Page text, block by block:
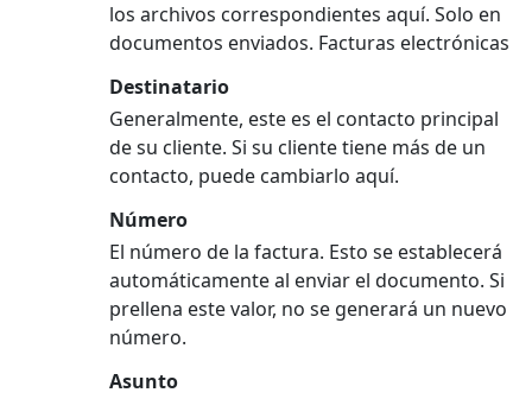
los archivos correspondientes aquí. Solo en
documentos enviados. Facturas electrónicas
Destinatario
Generalmente, este es el contacto principal
de su cliente. Si su cliente tiene más de un
contacto, puede cambiarlo aquí.
Número
El número de la factura. Esto se establecerá
automáticamente al enviar el documento. Si
prellena este valor, no se generará un nuevo
número.
Asunto